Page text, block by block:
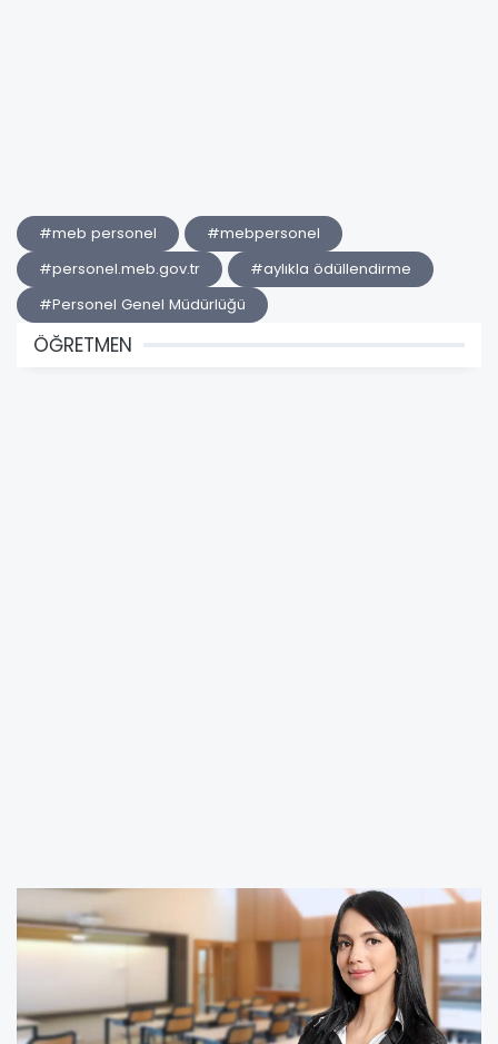
#meb personel
#mebpersonel
#personel.meb.gov.tr
#aylıkla ödüllendirme
#Personel Genel Müdürlüğü
ÖĞRETMEN